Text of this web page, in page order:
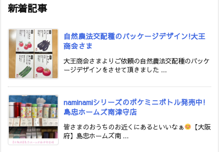
新着記事
自然農法交配種のパッケージデザイン!大王
商会さま
大王商会さまよりご依頼の自然農法交配種のパッケ
ージデザインをさせて頂きました ...
naminamiシリーズのポケミニボトル発売中!
島忠ホームズ南津守店
皆さまのおうちのお近くにあるといいなぁ
【大阪
府】島忠ホームズ南 ...